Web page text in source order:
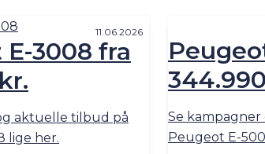
11.06.2026
3008 fra
aktuelle tilbud på
lige her.
Se
Peugeot E-